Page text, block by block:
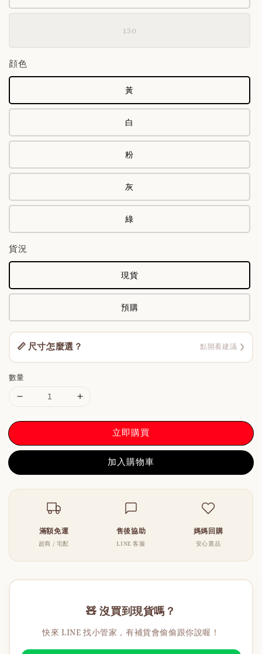
130
顔色
黃
白
粉
灰
綠
貨況
現貨
預購
📏 尺寸怎麼選？ 點開看建議 ❯
數量
立即購買
加入購物車
滿額免運
超商 / 宅配
售後協助
LINE 客服
媽媽回購
安心選品
🧸 沒買到現貨嗎？
快來 LINE 找小管家，有補貨會偷偷跟你說喔！